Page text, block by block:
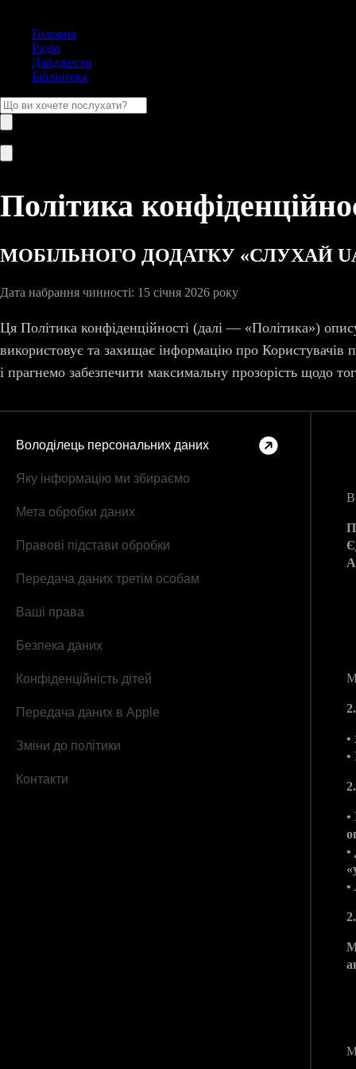
Головна
Радіо
Дайджести
Бібліотека
Політика
МОБІЛЬНОГО ДОДАТКУ «СЛУХАЙ
Дата набрання чинності: 15 січня 2026 року
Ця Політика конфіденційності (далі — «Політика»)
використовує та захищає інформацію про
і прагнемо забезпечити максимальну прозорість щодо
Володілець персональних даних
Яку інформацію ми збираємо
Мета обробки даних
Правові підстави обробки
Передача даних третім особам
Ваші права
Безпека даних
Конфіденційність дітей
Передача даних в Apple
Зміни до політики
Контакти
•
•
•
•
•